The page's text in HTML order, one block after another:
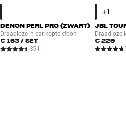
DENON PERL PRO (ZWART)
Draadloze in-ear koptelefoon
€ 153/ SET
391
JBL
Draadloze
€ 229